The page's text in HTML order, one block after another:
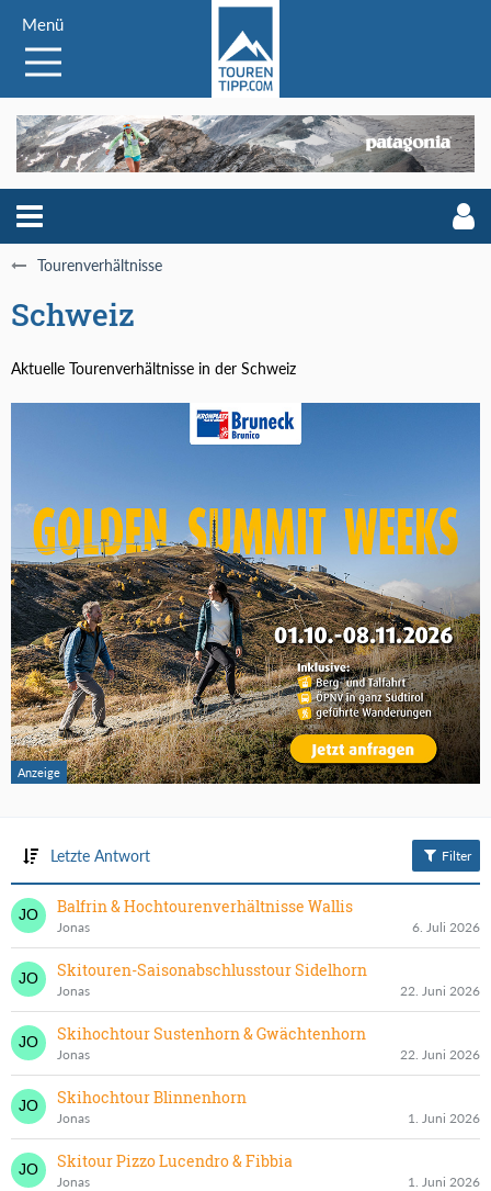
Menü
Tourenverhältnisse
Schweiz
Aktuelle Tourenverhältnisse in der Schweiz
Letzte Antwort Filter
Balfrin & Hochtourenverhältnisse Wallis
Jonas 6. Juli 2026
Skitouren-Saisonabschlusstour Sidelhorn
Jonas 22. Juni 2026
Skihochtour Sustenhorn & Gwächtenhorn
Jonas 22. Juni 2026
Skihochtour Blinnenhorn
Jonas 1. Juni 2026
Skitour Pizzo Lucendro & Fibbia
Jonas 1. Juni 2026